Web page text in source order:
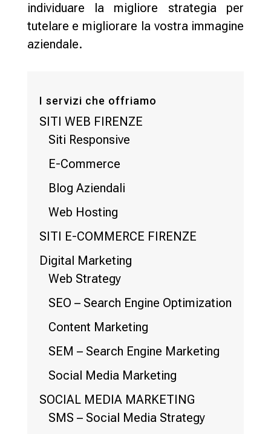
individuare la migliore strategia per
tutelare e migliorare la vostra immagine
aziendale.
I servizi che offriamo
SITI WEB FIRENZE
Siti Responsive
E-Commerce
Blog Aziendali
Web Hosting
SITI E-COMMERCE FIRENZE
Digital Marketing
Web Strategy
SEO – Search Engine Optimization
Content Marketing
SEM – Search Engine Marketing
Social Media Marketing
SOCIAL MEDIA MARKETING
SMS – Social Media Strategy